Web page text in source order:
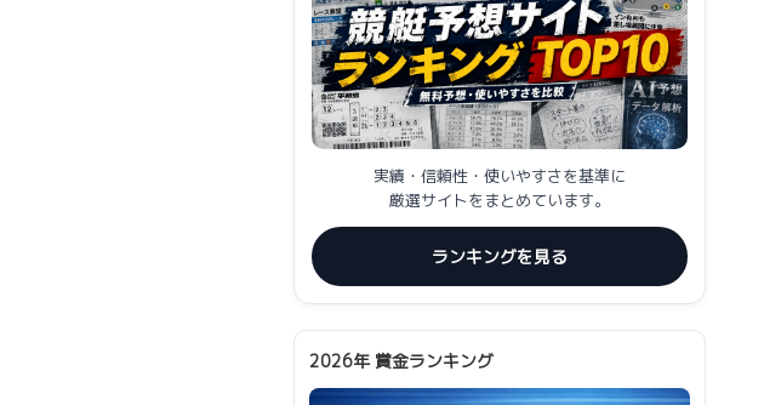
実績・信頼性・使いやすさを基準に
厳選サイトをまとめています。
ランキングを見る
2026年 賞金ランキング